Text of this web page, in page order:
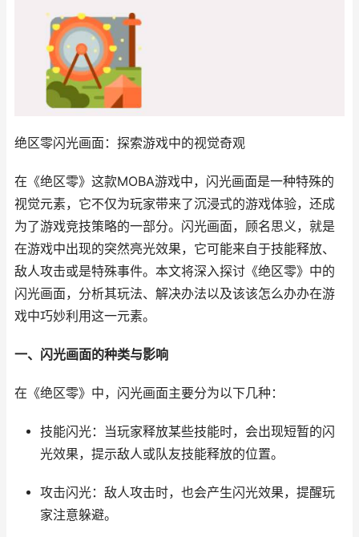
绝区零闪光画面：探索游戏中的视觉奇观
在《绝区零》这款MOBA游戏中，闪光画面是一种特殊的
视觉元素，它不仅为玩家带来了沉浸式的游戏体验，还成
为了游戏竞技策略的一部分。闪光画面，顾名思义，就是
在游戏中出现的突然亮光效果，它可能来自于技能释放、
敌人攻击或是特殊事件。本文将深入探讨《绝区零》中的
闪光画面，分析其玩法、解决办法以及该该怎么办办在游
戏中巧妙利用这一元素。
一、闪光画面的种类与影响
在《绝区零》中，闪光画面主要分为以下几种：
技能闪光：当玩家释放某些技能时，会出现短暂的闪
光效果，提示敌人或队友技能释放的位置。
攻击闪光：敌人攻击时，也会产生闪光效果，提醒玩
家注意躲避。